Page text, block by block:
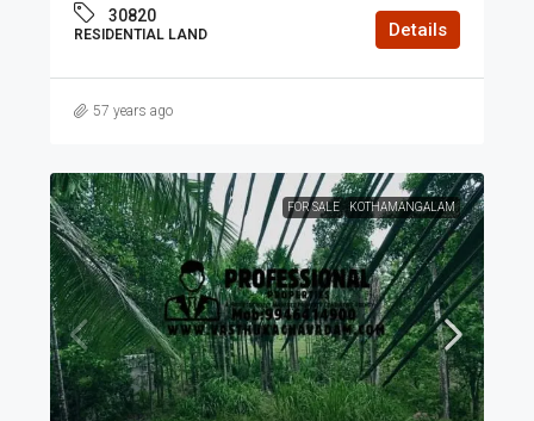
30820
RESIDENTIAL LAND Details
57 years ago
FOR SALE KOTHAMANGALAM